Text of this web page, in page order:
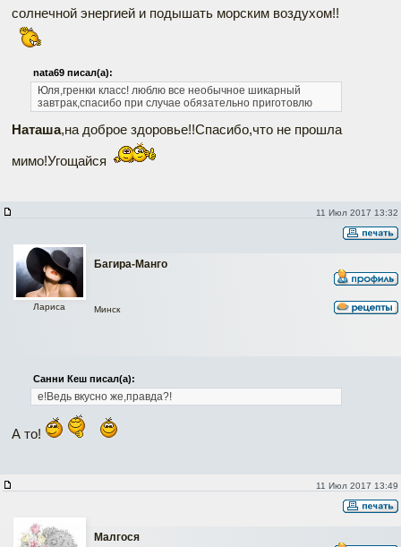
солнечной энергией и подышать морским воздухом!!
nata69 писал(а):
Юля,гренки класс! люблю все необычное шикарный
завтрак,спасибо при случае обязательно приготовлю
Наташа,на доброе здоровье!!Спасибо,что не прошла
мимо!Угощайся
11 Июл 2017 13:32
Багира-Манго
Лариса Минск
Санни Кеш писал(а):
е!Ведь вкусно же,правда?!
А то!
11 Июл 2017 13:49
Малгося